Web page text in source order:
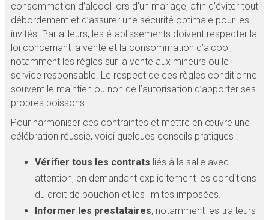
consommation d’alcool lors d’un mariage, afin d’éviter tout
débordement et d’assurer une sécurité optimale pour les
invités. Par ailleurs, les établissements doivent respecter la
loi concernant la vente et la consommation d’alcool,
notamment les règles sur la vente aux mineurs ou le
service responsable. Le respect de ces règles conditionne
souvent le maintien ou non de l’autorisation d’apporter ses
propres boissons.
Pour harmoniser ces contraintes et mettre en œuvre une
célébration réussie, voici quelques conseils pratiques :
Vérifier tous les contrats liés à la salle avec
attention, en demandant explicitement les conditions
du droit de bouchon et les limites imposées.
Informer les prestataires, notamment les traiteurs